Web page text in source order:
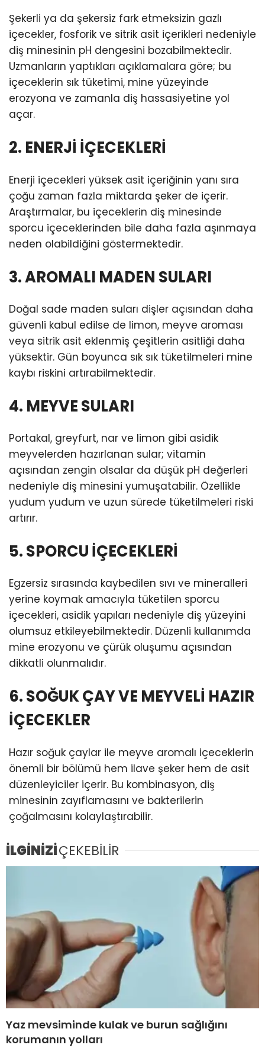
Şekerli ya da şekersiz fark etmeksizin gazlı
içecekler, fosforik ve sitrik asit içerikleri nedeniyle
diş minesinin pH dengesini bozabilmektedir.
Uzmanların yaptıkları açıklamalara göre; bu
içeceklerin sık tüketimi, mine yüzeyinde
erozyona ve zamanla diş hassasiyetine yol
açar.
2. ENERJİ İÇECEKLERİ
Enerji içecekleri yüksek asit içeriğinin yanı sıra
çoğu zaman fazla miktarda şeker de içerir.
Araştırmalar, bu içeceklerin diş minesinde
sporcu içeceklerinden bile daha fazla aşınmaya
neden olabildiğini göstermektedir.
3. AROMALI MADEN SULARI
Doğal sade maden suları dişler açısından daha
güvenli kabul edilse de limon, meyve aroması
veya sitrik asit eklenmiş çeşitlerin asitliği daha
yüksektir. Gün boyunca sık sık tüketilmeleri mine
kaybı riskini artırabilmektedir.
4. MEYVE SULARI
Portakal, greyfurt, nar ve limon gibi asidik
meyvelerden hazırlanan sular; vitamin
açısından zengin olsalar da düşük pH değerleri
nedeniyle diş minesini yumuşatabilir. Özellikle
yudum yudum ve uzun sürede tüketilmeleri riski
artırır.
5. SPORCU İÇECEKLERİ
Egzersiz sırasında kaybedilen sıvı ve mineralleri
yerine koymak amacıyla tüketilen sporcu
içecekleri, asidik yapıları nedeniyle diş yüzeyini
olumsuz etkileyebilmektedir. Düzenli kullanımda
mine erozyonu ve çürük oluşumu açısından
dikkatli olunmalıdır.
6. SOĞUK ÇAY VE MEYVELİ HAZIR
İÇECEKLER
Hazır soğuk çaylar ile meyve aromalı içeceklerin
önemli bir bölümü hem ilave şeker hem de asit
düzenleyiciler içerir. Bu kombinasyon, diş
minesinin zayıflamasını ve bakterilerin
çoğalmasını kolaylaştırabilir.
İLGİNİZİÇEKEBİLİR
Yaz mevsiminde kulak ve burun sağlığını
korumanın yolları